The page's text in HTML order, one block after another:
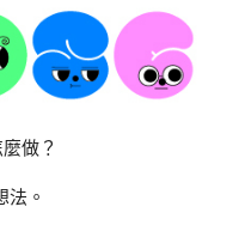
做？
法。